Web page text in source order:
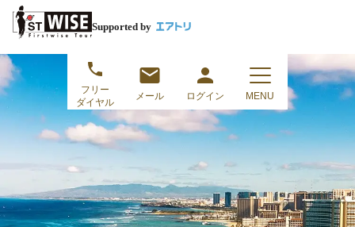
Supported by
フリー
ダイヤル
メール ログイン MENU